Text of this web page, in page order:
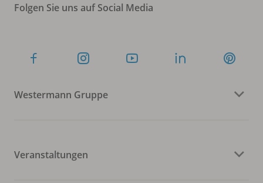
Folgen Sie uns auf Social Media
Westermann Gruppe
Veranstaltungen